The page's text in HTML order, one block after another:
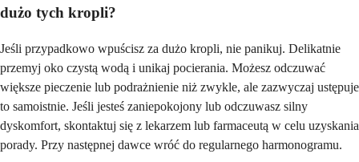
dużo tych kropli?
Jeśli przypadkowo wpuścisz za dużo kropli, nie panikuj. Delikatnie
przemyj oko czystą wodą i unikaj pocierania. Możesz odczuwać
większe pieczenie lub podrażnienie niż zwykle, ale zazwyczaj ustępuje
to samoistnie. Jeśli jesteś zaniepokojony lub odczuwasz silny
dyskomfort, skontaktuj się z lekarzem lub farmaceutą w celu uzyskania
porady. Przy następnej dawce wróć do regularnego harmonogramu.